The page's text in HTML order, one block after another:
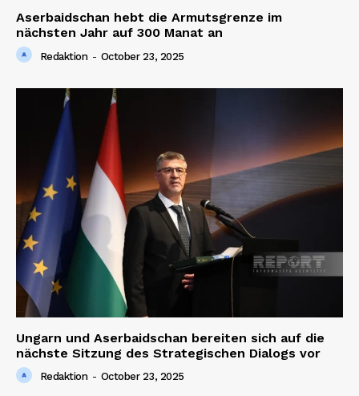
Aserbaidschan hebt die Armutsgrenze im
nächsten Jahr auf 300 Manat an
Redaktion - October 23, 2025
Ungarn und Aserbaidschan bereiten sich auf die
nächste Sitzung des Strategischen Dialogs vor
Redaktion - October 23, 2025